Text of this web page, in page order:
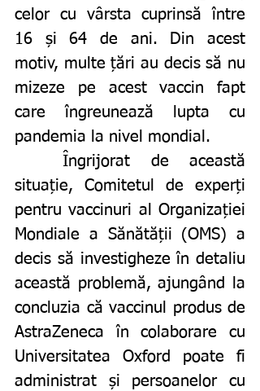
celor cu vârsta cuprinsă între
16 și 64 de ani. Din acest
motiv, multe țări au decis să nu
mizeze pe acest vaccin fapt
care îngreunează lupta cu
pandemia la nivel mondial.
	Îngrijorat de această
situație, Comitetul de experți
pentru vaccinuri al Organizației
Mondiale a Sănătății (OMS) a
decis să investigheze în detaliu
această problemă, ajungând la
concluzia că vaccinul produs de
AstraZeneca în colaborare cu
Universitatea Oxford poate fi
administrat și persoanelor cu